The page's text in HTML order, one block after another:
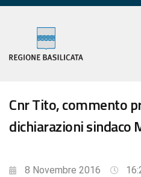
Cnr Tito, commento
dichiarazioni sindaco
8 Novembre 2016